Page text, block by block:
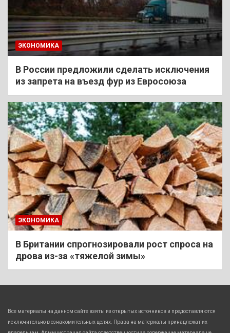
ЭКОНОМИКА
В России предложили сделать исключения
из запрета на въезд фур из Евросоюза
ЭКОНОМИКА
В Британии спрогнозировали рост спроса на
дрова из-за «тяжелой зимы»
Все материалы на данном сайте взяты из открытых источников и предоставляются
исключительно в ознакомительных целях. Права на материалы принадлежат их